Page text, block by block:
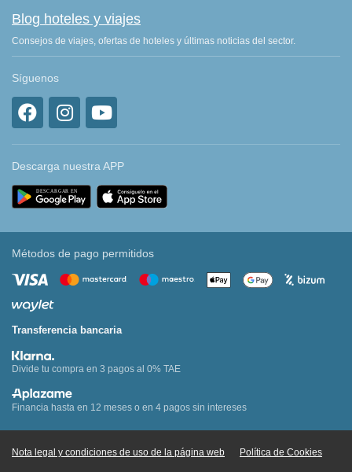
Blog hoteles y viajes
Consejos de viajes, ofertas de hoteles y últimas noticias del sector.
Síguenos
Descarga nuestra APP
Métodos de pago permitidos
Transferencia bancaria
Divide tu compra en 3 pagos al 0% TAE
Financia hasta en 12 meses o en 4 pagos sin intereses
Nota legal y condiciones de uso de la página web Política de Cookies